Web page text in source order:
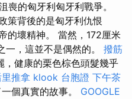
喪的匈牙利匈牙利戰爭。
策背後的是匈牙利仇恨
的壞精神。 當然，172厘米
一，這並不是偶然的。 撥筋
，健康的栗色棕色頭髮幾乎
里推拿 klook 台胞證 下午茶
個真實的故事。 GOOGLE